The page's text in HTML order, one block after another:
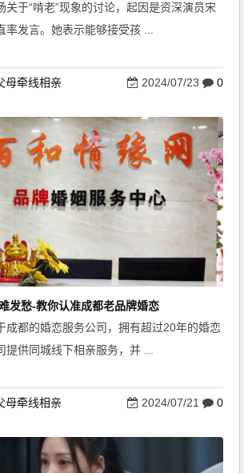
关于“啃老”现象的讨论，起因是资深演员宋
率发言。她表示能够接受孩 ...
母牵线相亲 2024/07/23 0
发愁-教你认准成都老品牌婚恋
成都的婚恋服务公司，拥有超过20年的婚恋
提供同城线下相亲服务，并 ...
母牵线相亲 2024/07/21 0